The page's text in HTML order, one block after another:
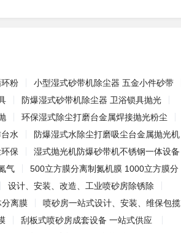
粉
小型湿式砂带机除尘器 五金小件砂带
防爆湿式砂带机除尘器 卫浴锁具抛光
环保湿式除尘打磨台金属焊接抛光粉尘
水
防爆湿式水除尘打磨吸尘台金属抛光机
保
湿式抛光机防爆砂带机不锈钢一体设备
气
500立方膜分离制氮机膜 1000立方膜分
设计、安装、改造、工业喷砂房除锈除
离膜
喷砂房一站式设计、安装、维保包揽
刮板式喷砂房成套设备 一站式供应